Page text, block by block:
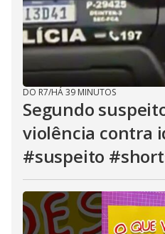
DO R7/HÁ 39 MINUTOS
Segundo
violência contra
#suspeito